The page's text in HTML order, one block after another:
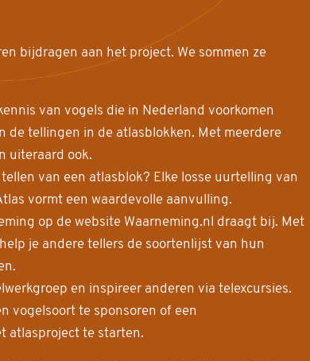
bijdragen aan het project. We sommen ze
van vogels die in Nederland voorkomen
de tellingen in de atlasblokken. Met meerdere
uiteraard ook.
van een atlasblok? Elke losse uurtelling van
vormt een waardevolle aanvulling.
op de website Waarneming.nl draagt bij. Met
je andere tellers de soortenlijst van hun
en inspireer anderen via telexcursies.
vogelsoort te sponsoren of een
atlasproject te starten.